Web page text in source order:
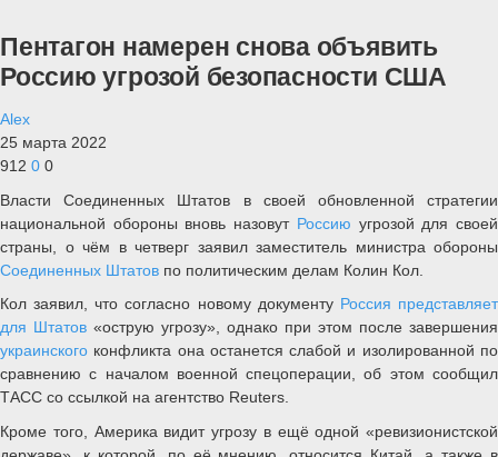
Пентагон намерен снова объявить
Россию угрозой безопасности США
Alex
25 марта 2022
912 0 0
Власти Соединенных Штатов в своей обновленной стратегии
национальной обороны вновь назовут Россию угрозой для своей
страны, о чём в четверг заявил заместитель министра обороны
Соединенных Штатов по политическим делам Колин Кол.
Кол заявил, что согласно новому документу Россия представляет
для Штатов «острую угрозу», однако при этом после завершения
украинского конфликта она останется слабой и изолированной по
сравнению с началом военной спецоперации, об этом сообщил
ТАСС со ссылкой на агентство Reuters.
Кроме того, Америка видит угрозу в ещё одной «ревизионистской